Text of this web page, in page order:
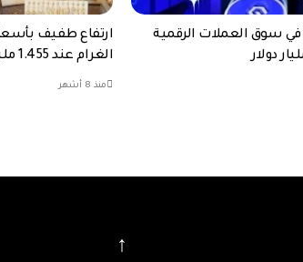
سوق العملات الرقمية
ارتفاع طفيف
الغرام عند 1.455 مليون ليرة سورية
منذ 8 أشهر
↑